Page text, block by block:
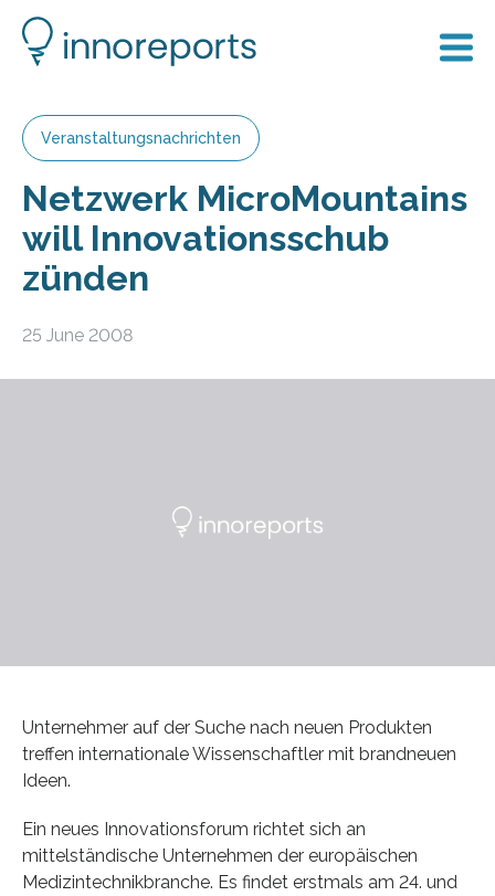
Veranstaltungsnachrichten
Netzwerk MicroMountains
will Innovationsschub
zünden
25 June 2008
Unternehmer auf der Suche nach neuen Produkten
treffen internationale Wissenschaftler mit brandneuen
Ideen.
Ein neues Innovationsforum richtet sich an
mittelständische Unternehmen der europäischen
Medizintechnikbranche. Es findet erstmals am 24. und